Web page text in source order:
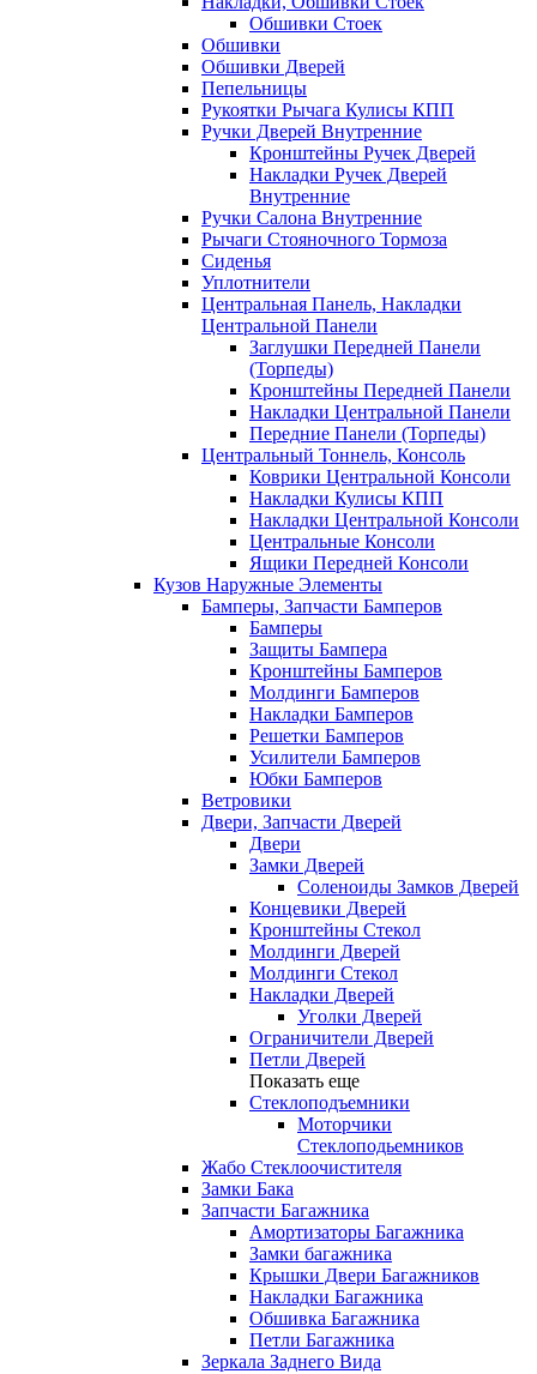
Обшивки Стоек
Обшивки
Обшивки Дверей
Пепельницы
Рукоятки Рычага Кулисы КПП
Ручки Дверей Внутренние
Кронштейны Ручек Дверей
Накладки Ручек Дверей
Внутренние
Ручки Салона Внутренние
Рычаги Стояночного Тормоза
Сиденья
Уплотнители
Центральная Панель, Накладки
Центральной Панели
Заглушки Передней Панели
(Торпеды)
Кронштейны Передней Панели
Накладки Центральной Панели
Передние Панели (Торпеды)
Центральный Тоннель, Консоль
Коврики Центральной Консоли
Накладки Кулисы КПП
Накладки Центральной Консоли
Центральные Консоли
Ящики Передней Консоли
Кузов Наружные Элементы
Бамперы, Запчасти Бамперов
Бамперы
Защиты Бампера
Кронштейны Бамперов
Молдинги Бамперов
Накладки Бамперов
Решетки Бамперов
Усилители Бамперов
Юбки Бамперов
Ветровики
Двери, Запчасти Дверей
Двери
Замки Дверей
Соленоиды Замков Дверей
Концевики Дверей
Кронштейны Стекол
Молдинги Дверей
Молдинги Стекол
Накладки Дверей
Уголки Дверей
Ограничители Дверей
Петли Дверей
Показать еще
Стеклоподъемники
Моторчики
Стеклоподьемников
Жабо Стеклоочистителя
Замки Бака
Запчасти Багажника
Амортизаторы Багажника
Замки багажника
Крышки Двери Багажников
Накладки Багажника
Обшивка Багажника
Петли Багажника
Зеркала Заднего Вида